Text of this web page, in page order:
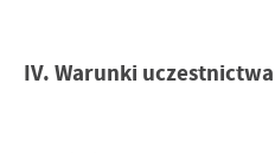
IV. Warunki uczestnictwa